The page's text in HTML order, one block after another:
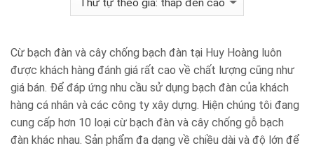
Cừ bạch đàn và cây chống bạch đàn tại Huy Hoàng luôn
được khách hàng đánh giá rất cao về chất lượng cũng như
giá bán. Để đáp ứng nhu cầu sử dụng bạch đàn của khách
hàng cá nhân và các công ty xây dựng. Hiện chúng tôi đang
cung cấp hơn 10 loại cừ bạch đàn và cây chống gỗ bạch
đàn khác nhau. Sản phẩm đa dạng về chiều dài và độ lớn để